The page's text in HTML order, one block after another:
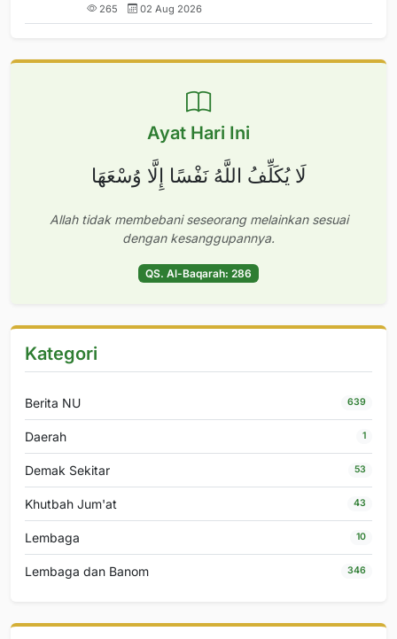
265 02 Aug 2026
Ayat Hari Ini
لَا يُكَلِّفُ اللَّهُ نَفْسًا إِلَّا وُسْعَهَا
Allah tidak membebani seseorang melainkan sesuai
dengan kesanggupannya.
QS. Al-Baqarah: 286
Kategori
Berita NU 639
Daerah 1
Demak Sekitar 53
Khutbah Jum'at 43
Lembaga 10
Lembaga dan Banom 346